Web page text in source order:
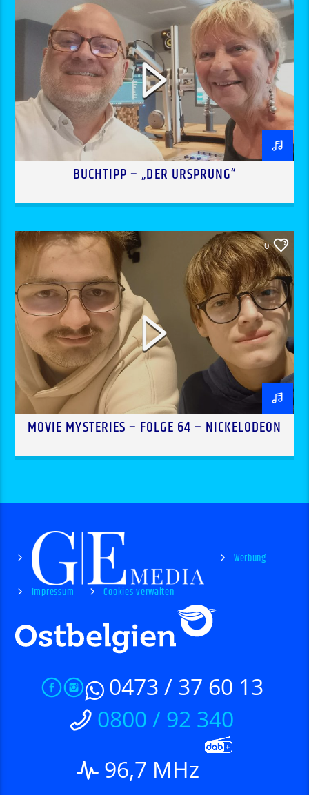
BUCHTIPP – „DER URSPRUNG“
0
MOVIE MYSTERIES – FOLGE 64 – NICKELODEON
Werbung
Impressum Cookies verwalten
0473 / 37 60 13
0800 / 92 340
96,7 MHz